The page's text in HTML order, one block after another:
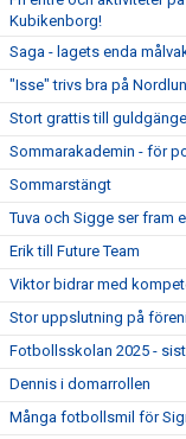
Kubikenborg!
Saga - lagets enda
"Isse" trivs bra på
Stort grattis till
Sommarakademin - för
Sommarstängt
Tuva och Sigge ser fram
Erik till Future Team
Viktor bidrar med
Stor uppslutning på
Fotbollsskolan 2025 -
Dennis i domarrollen
Många fotbollsmil för